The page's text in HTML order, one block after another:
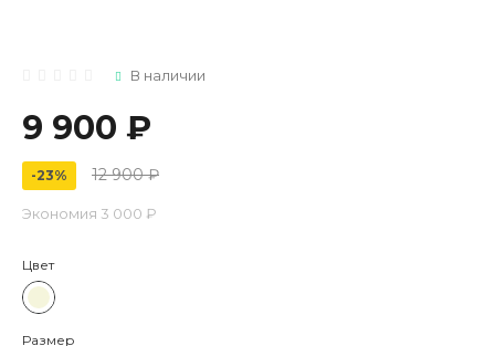
В наличии
9 900 ₽
-23% 12 900 ₽
Экономия 3 000 ₽
Цвет
Размер